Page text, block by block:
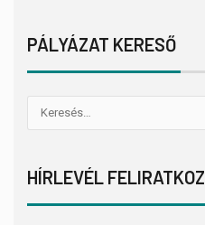
PÁLYÁZAT KERESŐ
HÍRLEVÉL